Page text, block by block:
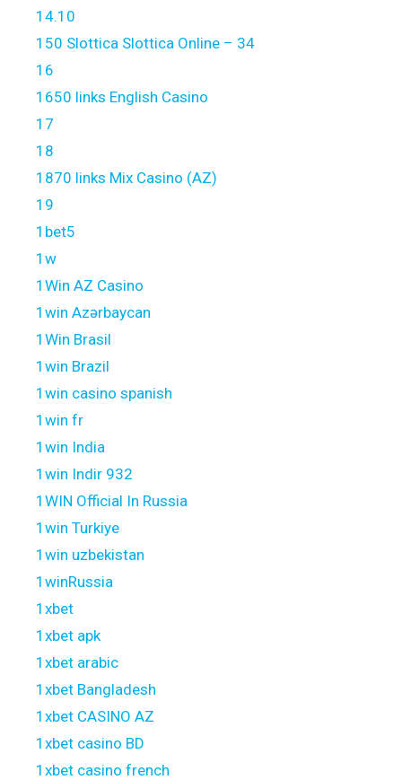
14.10
150 Slottica Slottica Online – 34
16
1650 links English Casino
17
18
1870 links Mix Casino (AZ)
19
1bet5
1w
1Win AZ Casino
1win Azərbaycan
1Win Brasil
1win Brazil
1win casino spanish
1win fr
1win India
1win Indir 932
1WIN Official In Russia
1win Turkiye
1win uzbekistan
1winRussia
1xbet
1xbet apk
1xbet arabic
1xbet Bangladesh
1xbet CASINO AZ
1xbet casino BD
1xbet casino french